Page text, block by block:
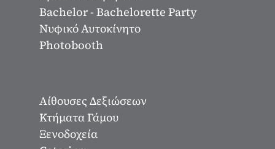
Bachelor - Bachelorette Party
Νυφικό Αυτοκίνητο
Photobooth
Αίθουσες Δεξιώσεων
Κτήματα Γάμου
Ξενοδοχεία